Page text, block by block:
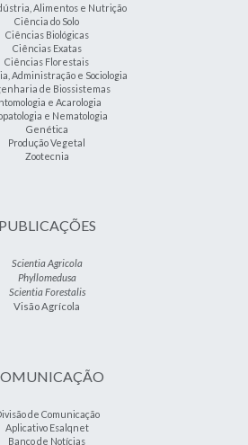
Alimentos e Nutrição
Ciência do Solo
Ciências Biológicas
Ciências Exatas
Ciências Florestais
Administração e Sociologia
de Biossistemas
e Acarologia
e Nematologia
Genética
Produção Vegetal
Zootecnia
PUBLICAÇÕES
Scientia Agricola
Phyllomedusa
Scientia Forestalis
Visão Agrícola
de Comunicação
Aplicativo Esalqnet
Banco de Notícias